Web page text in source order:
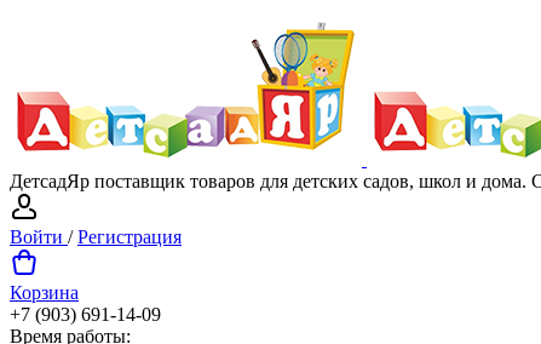
ДетсадЯр поставщик товаров для детских садов, школ и
Войти /Регистрация
Корзина
+7 (903) 691-14-09
Время работы: